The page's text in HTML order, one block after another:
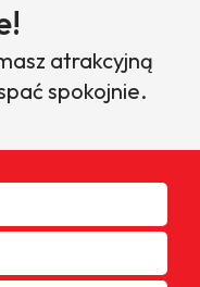
atrakcyjną
spokojnie.